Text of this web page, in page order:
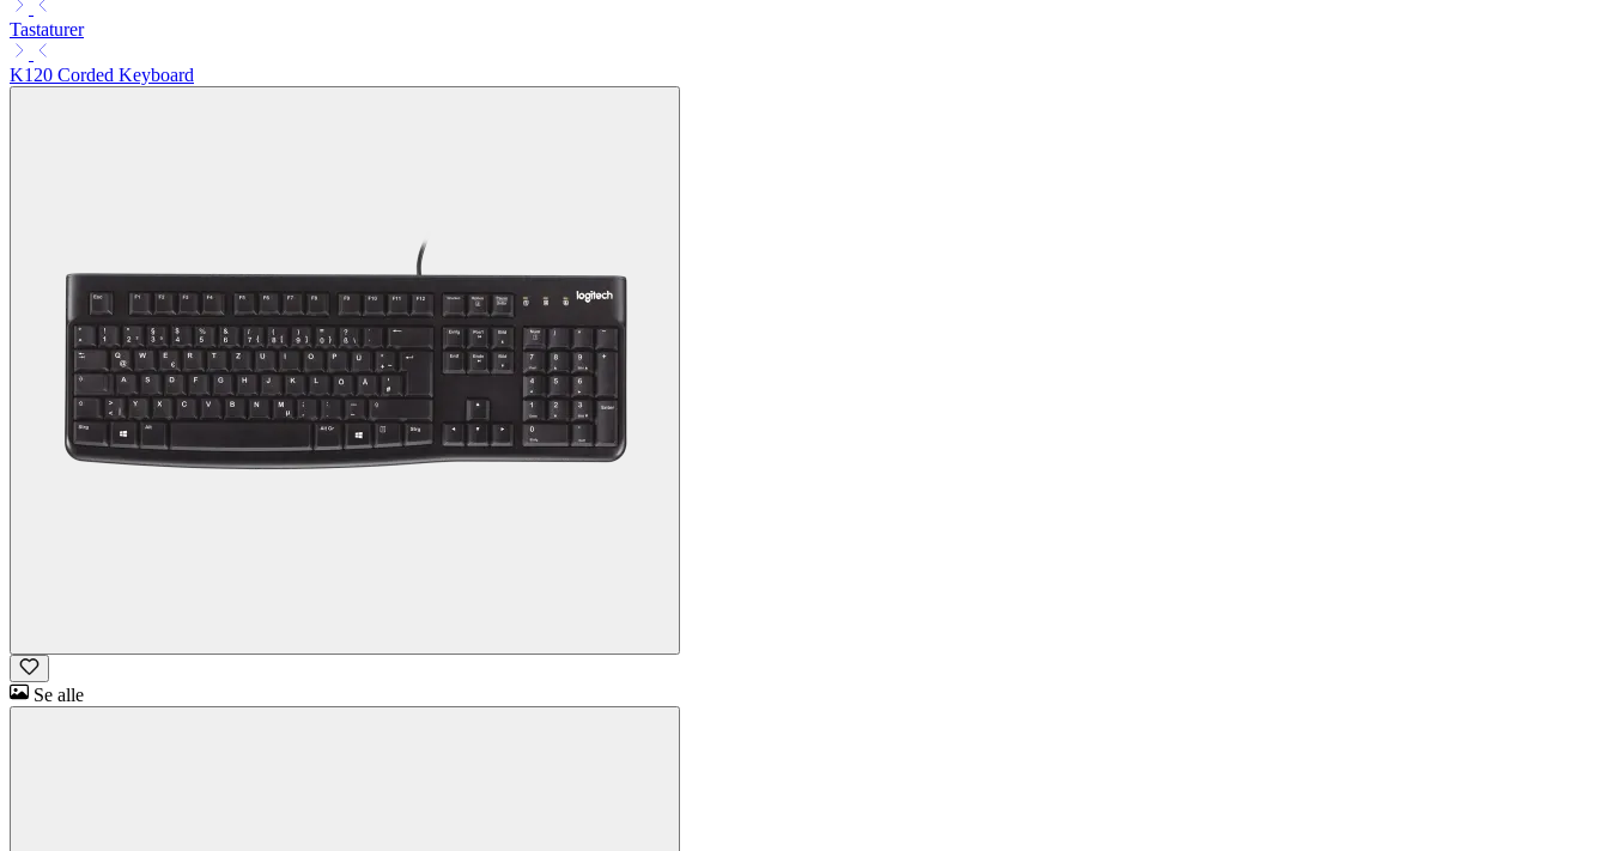
Tastaturer
K120 Corded Keyboard
Se alle